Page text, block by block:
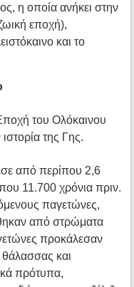
η οποία ανήκει στην
εποχή),
και το
του Ολόκαινου
της Γης.
από περίπου 2,6
11.700 χρόνια πριν.
παγετώνες,
από στρώματα
προκάλεσαν
και
πρότυπα,